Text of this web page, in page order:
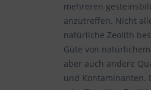
mehreren
anzutreffen. Nicht
natürliche Zeolith
Güte von
aber auch andere
und Kontaminanten.